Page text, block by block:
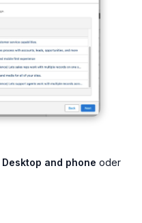
Desktop and phone oder